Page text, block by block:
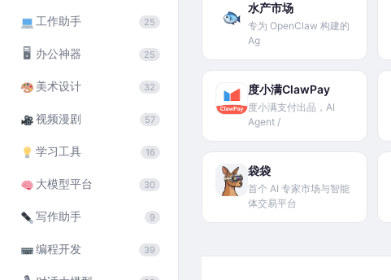
工作助手 25
🖥 办公神器 25
美术设计 32
视频漫剧 57
学习工具 16
大模型平台 30
写作助手 9
编程开发 39
水产市场
专为 OpenClaw 构建的
Ag
度小满ClawPay
度小满支付出品，AI
Agent /
袋袋
首个 AI 专家市场与智能
体交易平台